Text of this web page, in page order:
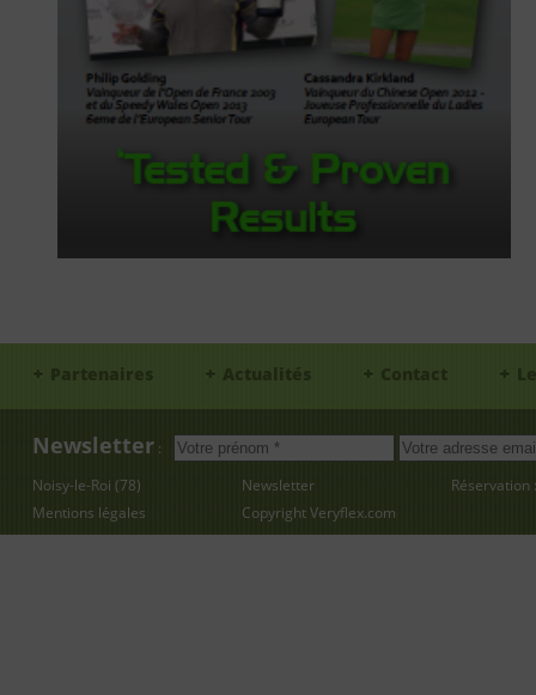
Partenaires Actualités Contact
Newsletter :
Noisy-le-Roi (78)
Newsletter
Mentions légales
CopyrightVeryflex.com